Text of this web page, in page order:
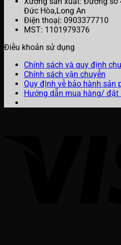
Đức Hòa,Long An
Điện thoạị: 0903377710
MST: 1101979376
Điều khoản sử dụng
Chính sách và quy định
Chính sách vận chuyển
Quy định về bảo hành sản
Hướng dẫn mua hàng/ đặt